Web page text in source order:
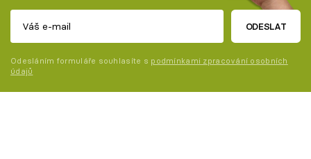
ODESLAT
Odesláním formuláře souhlasíte s podmínkami zpracování osobních
údajů